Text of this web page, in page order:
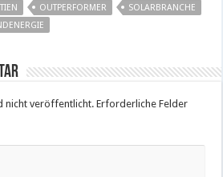
OUTPERFORMER
SOLARBRANCHE
nicht veröffentlicht. Erforderliche Felder